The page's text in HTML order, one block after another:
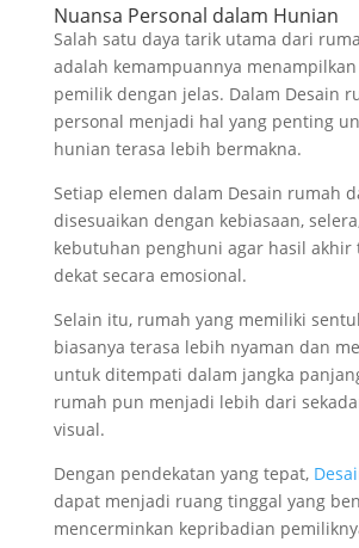
Nuansa Personal dalam Hunian
Salah satu daya tarik utama dari
adalah kemampuannya
pemilik dengan jelas. Dalam Desain
personal menjadi hal yang penting
hunian terasa lebih bermakna.
Setiap elemen dalam Desain rumah
disesuaikan dengan kebiasaan,
kebutuhan penghuni agar hasil akhir
dekat secara emosional.
Selain itu, rumah yang memiliki
biasanya terasa lebih nyaman dan
untuk ditempati dalam jangka
rumah pun menjadi lebih dari
visual.
Dengan pendekatan yang tepat,
dapat menjadi ruang tinggal yang
mencerminkan kepribadian